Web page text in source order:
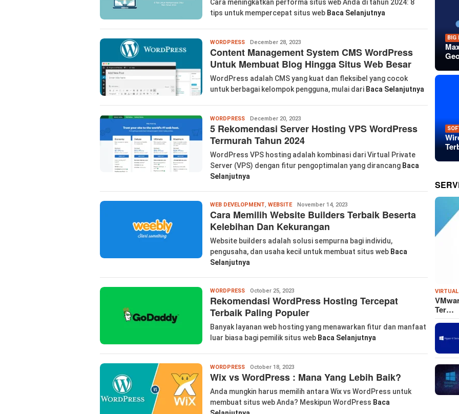
Cara meningkatkan performa situs web Anda di tahun 2024: 8
tips untuk mempercepat situs web Baca Selanjutnya
WORDPRESSlabkom99
December 28, 2023
Content Management System CMS WordPress
Untuk Membuat Blog Hingga Situs Web Besar
WordPress adalah CMS yang kuat dan fleksibel yang cocok
untuk berbagai kelompok pengguna, mulai dari Baca Selanjutnya
WORDPRESSWanglu
Piao
December 20, 2023
5 Rekomendasi Server Hosting VPS WordPress
Termurah Tahun 2024
WordPress VPS hosting adalah kombinasi dari Virtual Private
Server (VPS) dengan fitur pengoptimalan yang dirancang Baca
Selanjutnya
WEB DEVELOPMENT, WEBSITElabkom99
November 14, 2023
Cara Memilih Website Builders Terbaik Beserta
Kelebihan Dan Kekurangan
Website builders adalah solusi sempurna bagi individu,
pengusaha, dan usaha kecil untuk membuat situs web Baca
Selanjutnya
WORDPRESSWanglu
Piao
October 25, 2023
Rekomendasi WordPress Hosting Tercepat
Terbaik Paling Populer
Banyak layanan web hosting yang menawarkan fitur dan manfaat
luar biasa bagi pemilik situs web Baca Selanjutnya
WORDPRESSlabkom99
October 18, 2023
Wix vs WordPress : Mana Yang Lebih Baik?
Anda mungkin harus memilih antara Wix vs WordPress untuk
membuat situs web Anda? Meskipun WordPress Baca
BIG
VIRTUAL
Ter…